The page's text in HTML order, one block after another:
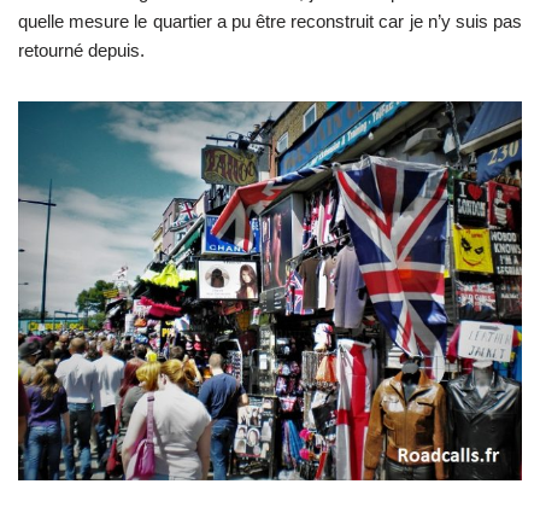
quelle mesure le quartier a pu être reconstruit car je n’y suis pas
retourné depuis.